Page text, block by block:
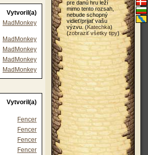
Vytvoril(a)
MadMonkey
MadMonkey
MadMonkey
MadMonkey
MadMonkey
Vytvoril(a)
Fencer
Fencer
Fencer
Fencer
pre danú hru leží
mimo tento rozsah,
nebude schopný
vidieť/prijať vašu
výzvu. (Katechka)
(zobraziť všetky tipy)